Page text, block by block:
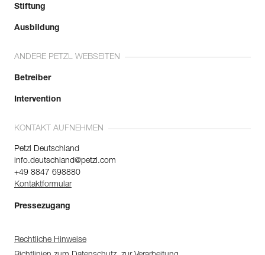
Stiftung
Ausbildung
ANDERE PETZL WEBSEITEN
Betreiber
Intervention
KONTAKT AUFNEHMEN
Petzl Deutschland
info.deutschland@petzl.com
+49 8847 698880
Kontaktformular
Pressezugang
Rechtliche Hinweise